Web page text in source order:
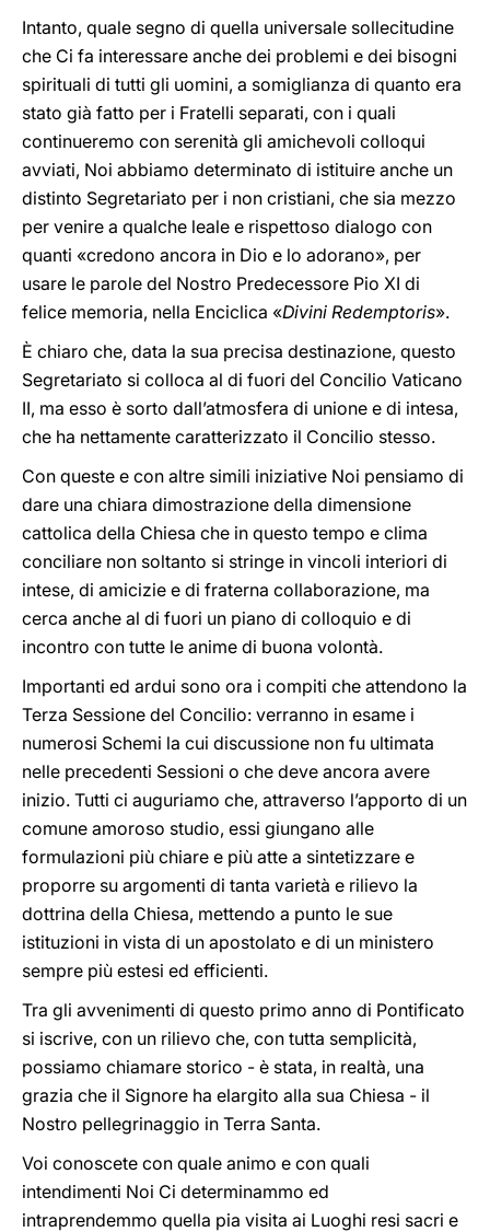
Intanto, quale segno di quella universale sollecitudine
che Ci fa interessare anche dei problemi e dei bisogni
spirituali di tutti gli uomini, a somiglianza di quanto era
stato già fatto per i Fratelli separati, con i quali
continueremo con serenità gli amichevoli colloqui
avviati, Noi abbiamo determinato di istituire anche un
distinto Segretariato per i non cristiani, che sia mezzo
per venire a qualche leale e rispettoso dialogo con
quanti «credono ancora in Dio e lo adorano», per
usare le parole del Nostro Predecessore Pio XI di
felice memoria, nella Enciclica «Divini Redemptoris».
È chiaro che, data la sua precisa destinazione, questo
Segretariato si colloca al di fuori del Concilio Vaticano
II, ma esso è sorto dall’atmosfera di unione e di intesa,
che ha nettamente caratterizzato il Concilio stesso.
Con queste e con altre simili iniziative Noi pensiamo di
dare una chiara dimostrazione della dimensione
cattolica della Chiesa che in questo tempo e clima
conciliare non soltanto si stringe in vincoli interiori di
intese, di amicizie e di fraterna collaborazione, ma
cerca anche al di fuori un piano di colloquio e di
incontro con tutte le anime di buona volontà.
Importanti ed ardui sono ora i compiti che attendono la
Terza Sessione del Concilio: verranno in esame i
numerosi Schemi la cui discussione non fu ultimata
nelle precedenti Sessioni o che deve ancora avere
inizio. Tutti ci auguriamo che, attraverso l’apporto di un
comune amoroso studio, essi giungano alle
formulazioni più chiare e più atte a sintetizzare e
proporre su argomenti di tanta varietà e rilievo la
dottrina della Chiesa, mettendo a punto le sue
istituzioni in vista di un apostolato e di un ministero
sempre più estesi ed efficienti.
Tra gli avvenimenti di questo primo anno di Pontificato
si iscrive, con un rilievo che, con tutta semplicità,
possiamo chiamare storico - è stata, in realtà, una
grazia che il Signore ha elargito alla sua Chiesa - il
Nostro pellegrinaggio in Terra Santa.
Voi conoscete con quale animo e con quali
intendimenti Noi Ci determinammo ed
intraprendemmo quella pia visita ai Luoghi resi sacri e